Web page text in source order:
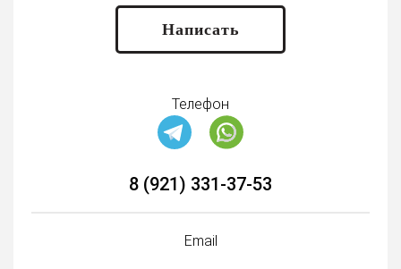
Написать
Телефон
8 (921) 331-37-53
Email